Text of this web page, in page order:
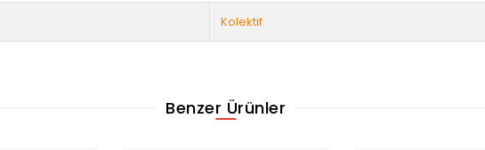
Kolektif
Benzer Ürünler